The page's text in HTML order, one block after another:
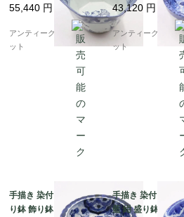
日本製 伊万里（波、草
55,440 円
アンティークブルーパロ
ット
伊万里（馬・唐草
物）
43,120 円
アンティークブルー
ット
手描き 染付 中鉢 紺 盛
り鉢 飾り鉢 伊万里 ア
手描き 染付 中鉢
藍 紺 盛り鉢 飾り